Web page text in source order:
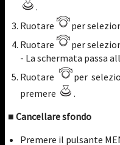
.
Ruotare
per
Ruotare
per
- La schermata passa
Ruotare
per
premere
.
■ Cancellare sfondo
Premere il pulsante